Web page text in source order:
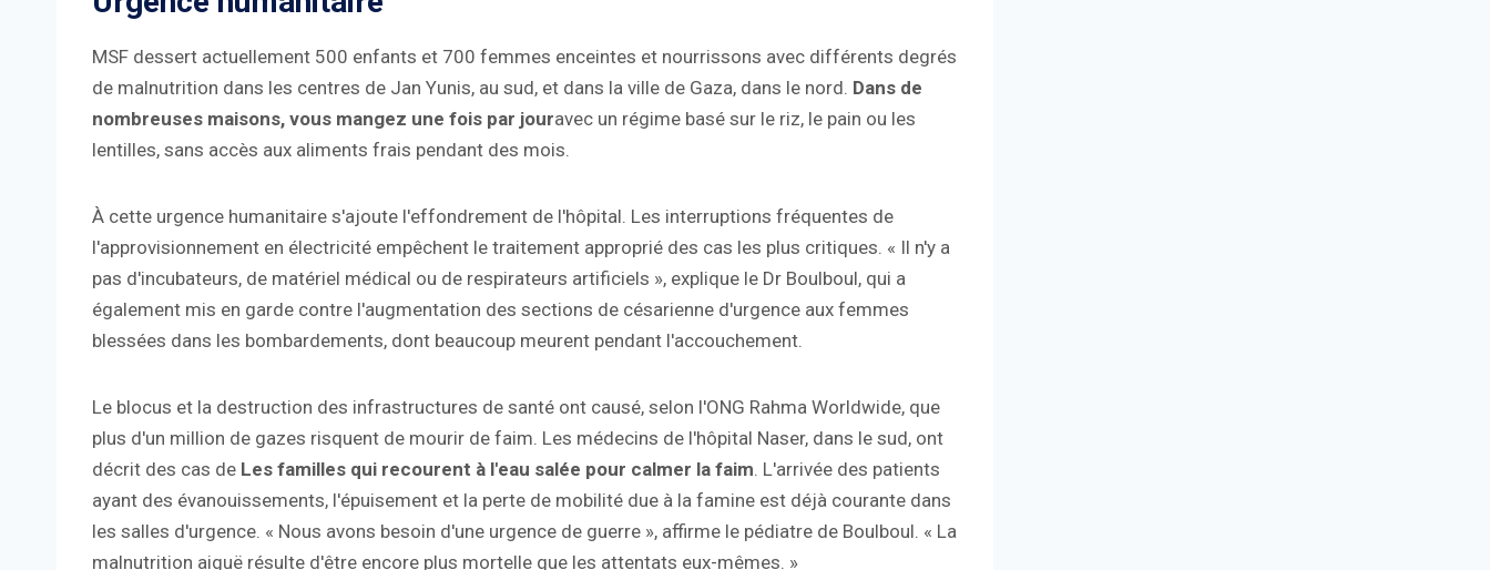
MSF dessert actuellement 500 enfants et 700 femmes enceintes et nourrissons avec différents degrés
de malnutrition dans les centres de Jan Yunis, au sud, et dans la ville de Gaza, dans le nord. Dans de
nombreuses maisons, vous mangez une fois par jouravec un régime basé sur le riz, le pain ou les
lentilles, sans accès aux aliments frais pendant des mois.
À cette urgence humanitaire s'ajoute l'effondrement de l'hôpital. Les interruptions fréquentes de
l'approvisionnement en électricité empêchent le traitement approprié des cas les plus critiques. « Il n'y a
pas d'incubateurs, de matériel médical ou de respirateurs artificiels », explique le Dr Boulboul, qui a
également mis en garde contre l'augmentation des sections de césarienne d'urgence aux femmes
blessées dans les bombardements, dont beaucoup meurent pendant l'accouchement.
Le blocus et la destruction des infrastructures de santé ont causé, selon l'ONG Rahma Worldwide, que
plus d'un million de gazes risquent de mourir de faim. Les médecins de l'hôpital Naser, dans le sud, ont
décrit des cas de Les familles qui recourent à l'eau salée pour calmer la faim. L'arrivée des patients
ayant des évanouissements, l'épuisement et la perte de mobilité due à la famine est déjà courante dans
les salles d'urgence. « Nous avons besoin d'une urgence de guerre », affirme le pédiatre de Boulboul. « La
malnutrition aiguë résulte d'être encore plus mortelle que les attentats eux-mêmes. »